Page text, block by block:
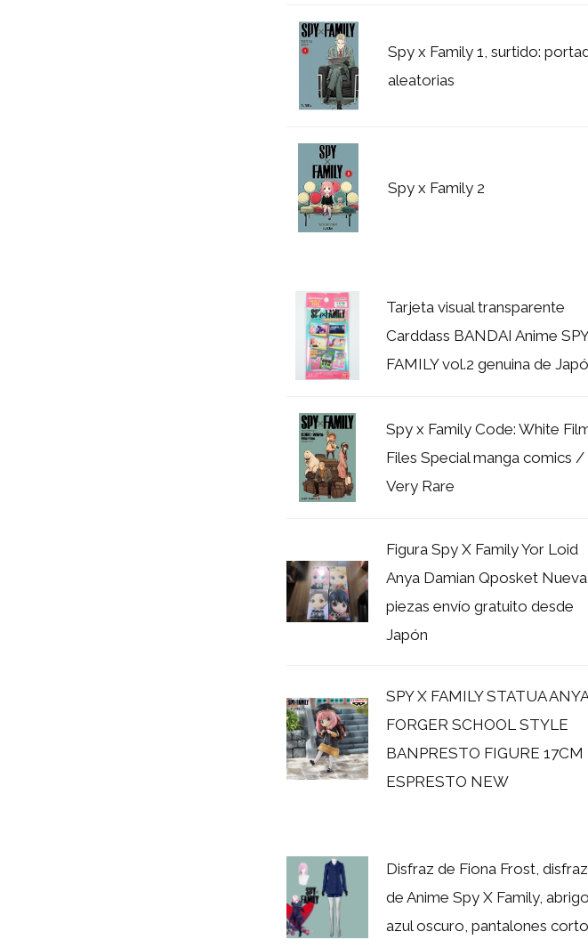
Spy x Family 1, surtido:
aleatorias
Spy x Family 2
Tarjeta visual transparente
Carddass BANDAI Anime
FAMILY vol.2 genuina de
Spy x Family Code: White
Files Special manga comics /
Very Rare
Figura Spy X Family Yor Loid
Anya Damian Qposket
piezas envío gratuito desde
Japón
SPY X FAMILY STATUA ANYA
FORGER SCHOOL STYLE
BANPRESTO FIGURE 17CM
ESPRESTO NEW
Disfraz de Fiona Frost, disfraz
de Anime Spy X Family, abrigo
azul oscuro, pantalones